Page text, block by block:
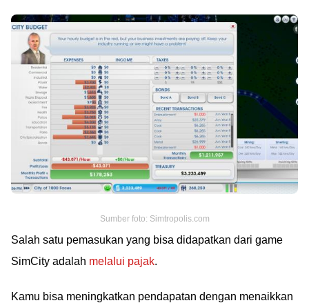
Sumber foto: Simtropolis.com
Salah satu pemasukan yang bisa didapatkan dari game
SimCity adalah melalui pajak.
Kamu bisa meningkatkan pendapatan dengan menaikkan